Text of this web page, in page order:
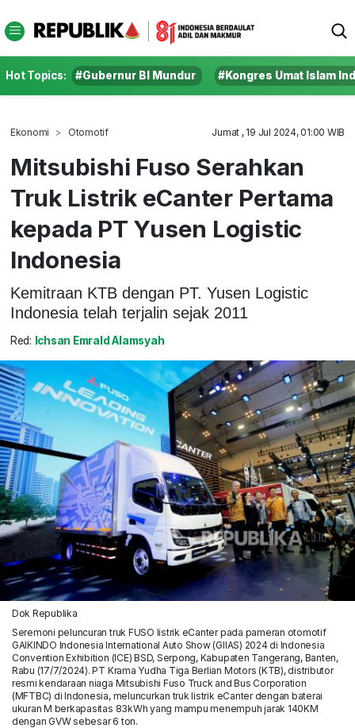
Hot Topics: #Gubernur BI Mundur #Kongres Umat Islam
Ekonomi Otomotif Jumat , 19 Jul 2024, 01:00 WIB
Mitsubishi Fuso Serahkan
Truk Listrik eCanter Pertama
kepada PT Yusen Logistic
Indonesia
Kemitraan KTB dengan PT. Yusen Logistic
Indonesia telah terjalin sejak 2011
Red: Ichsan Emrald Alamsyah
Dok Republika
Seremoni peluncuran truk FUSO listrik eCanter pada pameran otomotif
GAIKINDO Indonesia International Auto Show (GIIAS) 2024 di Indonesia
Convention Exhibition (ICE) BSD, Serpong, Kabupaten Tangerang, Banten,
Rabu (17/7/2024). PT Krama Yudha Tiga Berlian Motors (KTB), distributor
resmi kendaraan niaga Mitsubishi Fuso Truck and Bus Corporation
(MFTBC) di Indonesia, meluncurkan truk listrik eCanter dengan baterai
ukuran M berkapasitas 83kWh yang mampu menempuh jarak 140KM
dengan GVW sebesar 6 ton.